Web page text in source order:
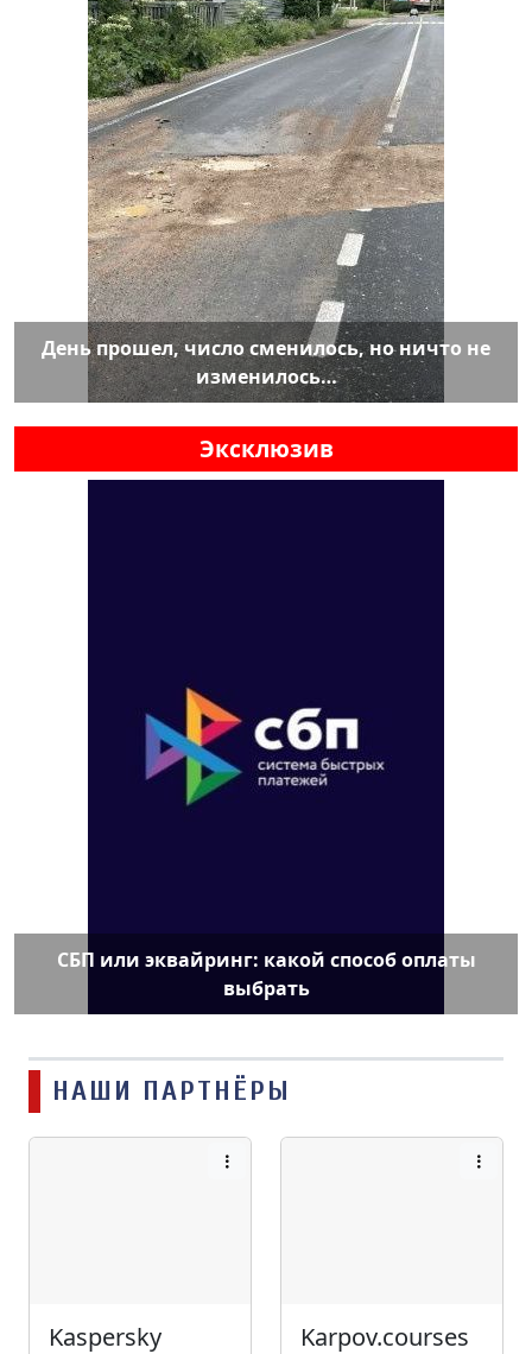
День прошел, число сменилось, но ничто не
изменилось…
Эксклюзив
СБП или эквайринг: какой способ оплаты
выбрать
НАШИ ПАРТНЁРЫ
Kaspersky Karpov.courses